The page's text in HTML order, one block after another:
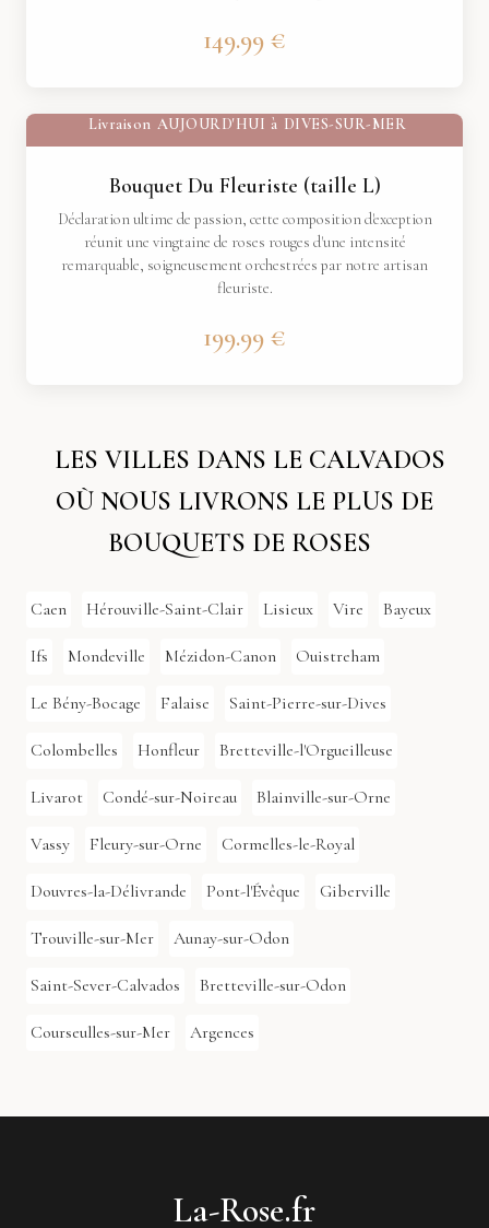
149.99 €
Livraison AUJOURD'HUI à DIVES-SUR-MER
Bouquet Du Fleuriste (taille L)
Déclaration ultime de passion, cette composition d'exception
réunit une vingtaine de roses rouges d'une intensité
remarquable, soigneusement orchestrées par notre artisan
fleuriste.
199.99 €
LES VILLES DANS LE CALVADOS
OÙ NOUS LIVRONS LE PLUS DE
BOUQUETS DE ROSES
Caen Hérouville-Saint-Clair Lisieux Vire Bayeux
Ifs Mondeville Mézidon-Canon Ouistreham
Le Bény-Bocage Falaise Saint-Pierre-sur-Dives
Colombelles Honfleur Bretteville-l'Orgueilleuse
Livarot Condé-sur-Noireau Blainville-sur-Orne
Vassy Fleury-sur-Orne Cormelles-le-Royal
Douvres-la-Délivrande Pont-l'Évêque Giberville
Trouville-sur-Mer Aunay-sur-Odon
Saint-Sever-Calvados Bretteville-sur-Odon
Courseulles-sur-Mer Argences
La-Rose.fr